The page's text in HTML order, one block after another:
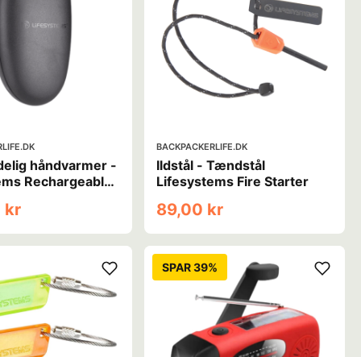
håndvarmer -
Rechargeable
kr
BACKPACKERLIFE.DK
Ildstål - Tændstål
Lifesystems Fire Starter
89,00 kr
SPAR 39%